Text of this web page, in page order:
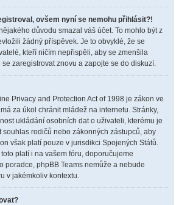
ovšem nyní se nemohu přihlásit?!
důvodu smazal váš účet. To mohlo být z
žádný příspěvek. Je to obvyklé, že se
kteří ničím nepřispěli, aby se zmenšila
zaregistrovat znovu a zapojte se do diskuzí.
Privacy and Protection Act of 1998 je zákon ve
za úkol chránit mládež na internetu. Stránky,
ukládání osobních dat o uživateli, kterému je
souhlas rodičů nebo zákonných zástupců, aby
však platí pouze v jurisdikci Spojených Států.
platí i na vašem fóru, doporučujeme
poradce, phpBB Teams nemůže a nebude
v jakémkoliv kontextu.